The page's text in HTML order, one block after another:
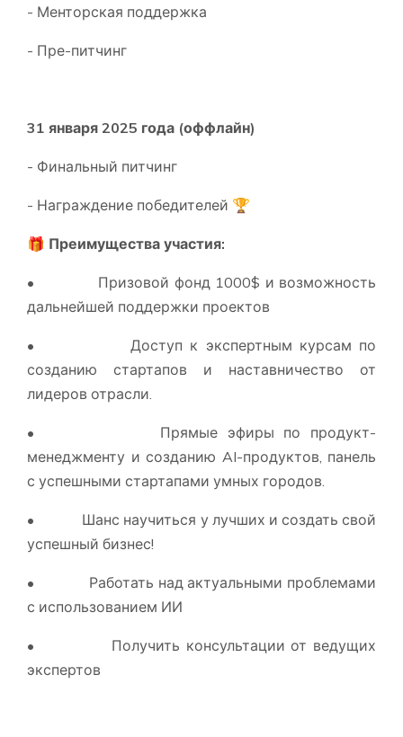
- Менторская поддержка
- Пре-питчинг
31 января 2025 года (оффлайн)
- Финальный питчинг
- Награждение победителей 🏆
🎁 Преимущества участия:
• Призовой фонд 1000$ и возможность
дальнейшей поддержки проектов
• Доступ к экспертным курсам по
созданию стартапов и наставничество от
лидеров отрасли.
• Прямые эфиры по продукт-
менеджменту и созданию AI-продуктов, панель
с успешными стартапами умных городов.
• Шанс научиться у лучших и создать свой
успешный бизнес!
• Работать над актуальными проблемами
с использованием ИИ
• Получить консультации от ведущих
экспертов